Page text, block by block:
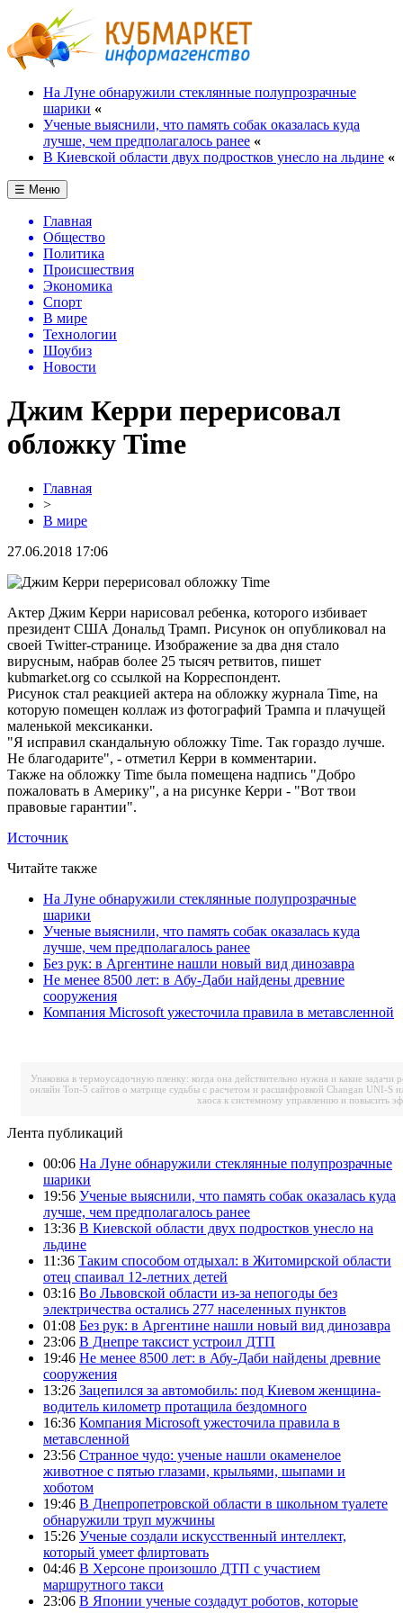
На Луне обнаружили стеклянные полупрозрачные
шарики «
Ученые выяснили, что память собак оказалась куда
лучше, чем предполагалось ранее «
В Киевской области двух подростков унесло на льдине «
☰ Меню
Главная
Общество
Политика
Происшествия
Экономика
Спорт
В мире
Технологии
Шоубиз
Новости
Джим Керри перерисовал
обложку Time
Главная
>
В мире
27.06.2018 17:06
Актер Джим Керри нарисовал ребенка, которого избивает
президент США Дональд Трамп. Рисунок он опубликовал на
своей Twitter-странице. Изображение за два дня стало
вирусным, набрав более 25 тысяч ретвитов, пишет
kubmarket.org со ссылкой на Корреспондент.
Рисунок стал реакцией актера на обложку журнала Time, на
которую помещен коллаж из фотографий Трампа и плачущей
маленькой мексиканки.
"Я исправил скандальную обложку Time. Так гораздо лучше.
Не благодарите", - отметил Керри в комментарии.
Также на обложку Time была помещена надпись "Добро
пожаловать в Америку", а на рисунке Керри - "Вот твои
правовые гарантии".
Источник
Читайте также
На Луне обнаружили стеклянные полупрозрачные
шарики
Ученые выяснили, что память собак оказалась куда
лучше, чем предполагалось ранее
Без рук: в Аргентине нашли новый вид динозавра
Не менее 8500 лет: в Абу-Даби найдены древние
сооружения
Компания Microsoft ужесточила правила в метавсленной
Упаковка в термоусадочную пленку: когда она действительно нужна и какие задачи
онлайн Топ-5 сайтов о матрице судьбы с расчетом и расшифровкой Changan UNI-S
хаоса к системному управлению и повысить
Лента публикаций
00:06 На Луне обнаружили стеклянные полупрозрачные
шарики
19:56 Ученые выяснили, что память собак оказалась куда
лучше, чем предполагалось ранее
13:36 В Киевской области двух подростков унесло на
льдине
11:36 Таким способом отдыхал: в Житомирской области
отец спаивал 12-летних детей
03:16 Во Львовской области из-за непогоды без
электричества остались 277 населенных пунктов
01:08 Без рук: в Аргентине нашли новый вид динозавра
23:06 В Днепре таксист устроил ДТП
19:46 Не менее 8500 лет: в Абу-Даби найдены древние
сооружения
13:26 Зацепился за автомобиль: под Киевом женщина-
водитель километр протащила бездомного
16:36 Компания Microsoft ужесточила правила в
метавсленной
23:56 Странное чудо: ученые нашли окаменелое
животное с пятью глазами, крыльями, шыпами и
хоботом
19:46 В Днепропетровской области в школьном туалете
обнаружили труп мужчины
15:26 Ученые создали искусственный интеллект,
который умеет флиртовать
04:46 В Херсоне произошло ДТП с участием
маршрутного такси
23:06 В Японии ученые создадут роботов, которые